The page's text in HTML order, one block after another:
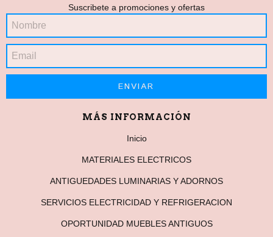
Suscribete a promociones y ofertas
MÁS INFORMACIÓN
Inicio
MATERIALES ELECTRICOS
ANTIGUEDADES LUMINARIAS Y ADORNOS
SERVICIOS ELECTRICIDAD Y REFRIGERACION
OPORTUNIDAD MUEBLES ANTIGUOS